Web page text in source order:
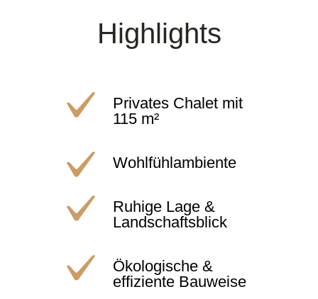
Highlights
Privates Chalet mit
115 m²
Wohlfühlambiente
Ruhige Lage &
Landschaftsblick
Ökologische &
effiziente Bauweise